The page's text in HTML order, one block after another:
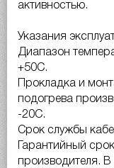
активностью.
Указания
Диапазон
+50С.
Прокладка и
подогрева
-20С.
Срок службы
Гарантийный
производителя. В